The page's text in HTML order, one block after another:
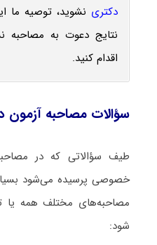
دکتری نشوید، توصیه ما
نتایج دعوت به مصاحبه
اقدام کنید.
سؤالات مصاحبه
طیف سؤالاتی که در
خصوصی پرسیده می‌شود
مصاحبه‌های مختلف همه یا
شود: